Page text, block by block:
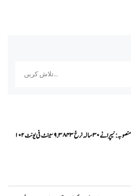
۱۰۲ میگاواٹ گُلپور پن بجلی منصوبہ: نیپرا نے ۳۰ سالہ نرخ ۹.۳۸۴۳ سینٹ فی یونٹ